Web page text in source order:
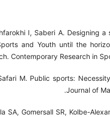
I, Saberi A. Designing
and Youth until the
Contemporary Research in
M. Public sports:
Journal of
SA, Gomersall SR, Kolbe-